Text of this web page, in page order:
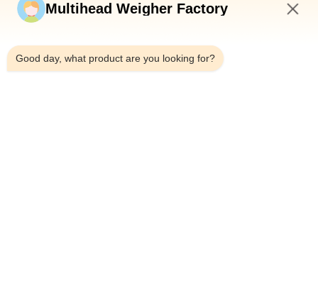
Multihead Weigher Factory
Good day, what product are you looking for?